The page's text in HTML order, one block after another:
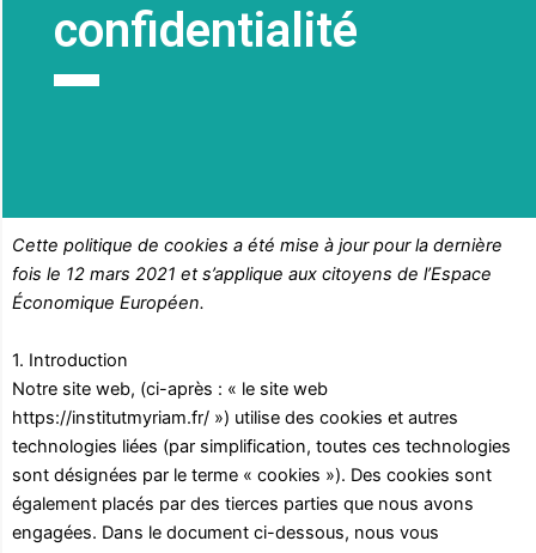
confidentialité
Cette politique de cookies a été mise à jour pour la dernière
fois le 12 mars 2021 et s’applique aux citoyens de l’Espace
Économique Européen.
1. Introduction
Notre site web, (ci-après : « le site web
https://institutmyriam.fr/ ») utilise des cookies et autres
technologies liées (par simplification, toutes ces technologies
sont désignées par le terme « cookies »). Des cookies sont
également placés par des tierces parties que nous avons
engagées. Dans le document ci-dessous, nous vous